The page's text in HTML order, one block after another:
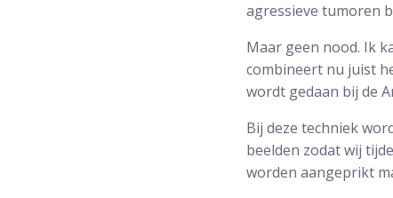
agressieve tumoren
Maar geen nood. Ik
combineert nu juist
wordt gedaan bij de
Bij deze techniek
beelden zodat wij
worden aangeprikt